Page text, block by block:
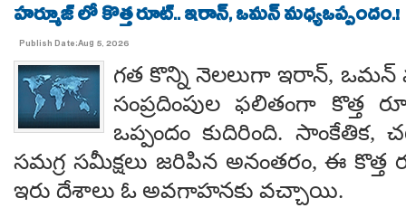
హర్మూజ్ లో కొత్త రూట్.. ఇరాన్, ఒమన్ మధ్యఒప్పందం.!
Publish Date:Aug 5, 2026
గత కొన్ని నెలలుగా ఇరాన్, ఒమన్
సంప్రదింపుల ఫలితంగా కొత్త
ఒప్పందం కుదిరింది. సాంకేతిక,
సమగ్ర సమీక్షలు జరిపిన అనంతరం, ఈ కొత్త
ఇరు దేశాలు ఓ అవగాహనకు వచ్చాయి.